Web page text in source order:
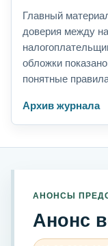
Главный
доверия между
обложки
понятные
Архив журнала
АНОНСЫ
Анонс